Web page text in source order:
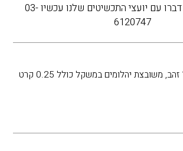
דברו עם יועצי התכשיטים שלנו עכשיו 03-
6120747
טבעת יהלומים, 14K זהב, משובצת יהלומים במשקל כולל 0.25 קרט